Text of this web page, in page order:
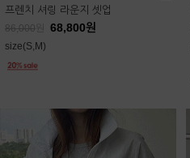
프렌치 셔링 라운지 셋업
86,000 68,800원
size(S,M)